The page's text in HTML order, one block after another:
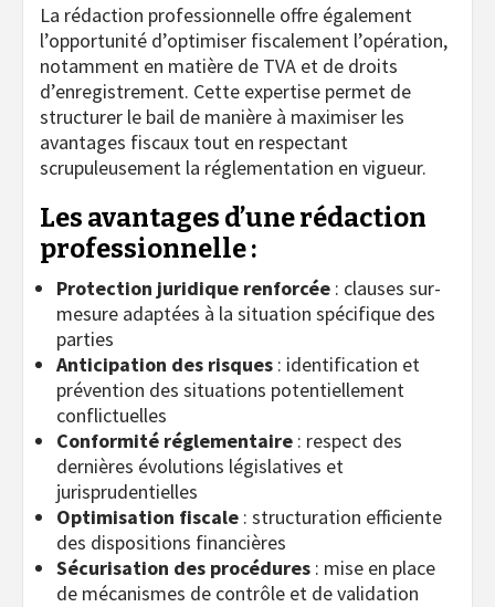
La rédaction professionnelle offre également
l’opportunité d’optimiser fiscalement l’opération,
notamment en matière de TVA et de droits
d’enregistrement. Cette expertise permet de
structurer le bail de manière à maximiser les
avantages fiscaux tout en respectant
scrupuleusement la réglementation en vigueur.
Les avantages d’une rédaction
professionnelle :
Protection juridique renforcée : clauses sur-
mesure adaptées à la situation spécifique des
parties
Anticipation des risques : identification et
prévention des situations potentiellement
conflictuelles
Conformité réglementaire : respect des
dernières évolutions législatives et
jurisprudentielles
Optimisation fiscale : structuration efficiente
des dispositions financières
Sécurisation des procédures : mise en place
de mécanismes de contrôle et de validation